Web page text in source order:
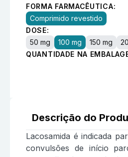
FORMA FARMACÊUTICA:
Comprimido revestido
DOSE:
50 mg
100 mg 150 mg
QUANTIDADE NA
Descrição do
Lacosamida é indicada
convulsões de início